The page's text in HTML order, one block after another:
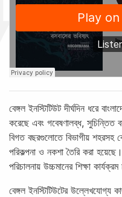
বেঙ্গল ইনস্টিটিউট দীর্ঘদিন ধরে
করেছে এবং গবেষণালব্ধ, সুচিন্তিত
বিগত বছরগুলোতে বিভাগীয় শহরসহ
পরিকল্পনা ও নকশা তৈরি করা
পরিচালনায় উচ্চমানের শিক্ষা কার্যক্রম
বেঙ্গল ইনস্টিটিউটের